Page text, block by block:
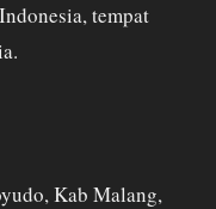
tempat
Kab Malang,